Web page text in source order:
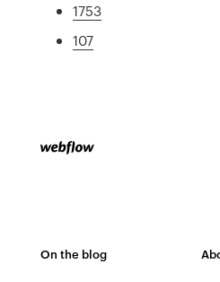
1753
107
On the blog